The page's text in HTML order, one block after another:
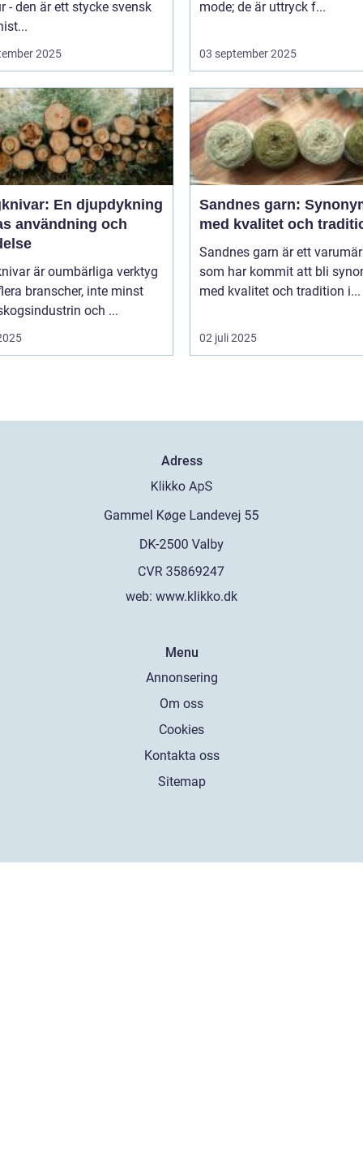
- den är ett stycke svensk
2025
mode; de är uttryck f...
03 september 2025
En djupdykning
användning och
är oumbärliga verktyg
branscher, inte minst
och ...
Sandnes garn:
med kvalitet och
Sandnes garn är ett
som har kommit att bli
med kvalitet och tradition i...
02 juli 2025
Adress
web: www.klikko.dk
Menu
Annonsering
Om oss
Cookies
Kontakta oss
Sitemap